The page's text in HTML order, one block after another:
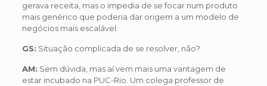
gerava receita, mas o impedia de se focar num produto
mais genérico que poderia dar origem a um modelo de
negócios mais escalável.
GS: Situação complicada de se resolver, não?
AM: Sem dúvida, mas aí vem mais uma vantagem de
estar incubado na PUC-Rio. Um colega professor de